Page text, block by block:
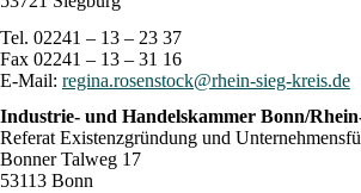
Tel. 02241 – 13 – 23 37
Fax 02241 – 13 – 31 16
E-Mail: regina.rosenstock@rhein-sieg-kreis.de
Industrie- und Handelskammer Bonn/
Referat Existenzgründung und
Bonner Talweg 17
53113 Bonn